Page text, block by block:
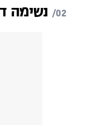
נשימה